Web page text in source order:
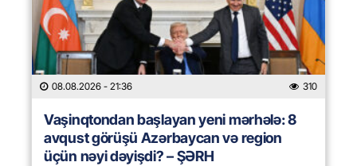
08.08.2026 - 21:36 310
Vaşinqtondan başlayan yeni mərhələ: 8
avqust görüşü Azərbaycan və region
üçün nəyi dəyişdi? – ŞƏRH